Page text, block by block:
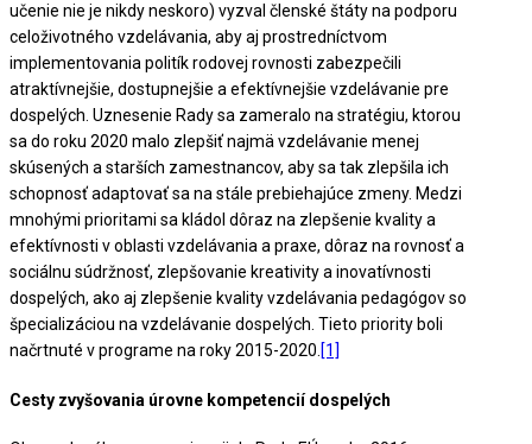
učenie nie je nikdy neskoro) vyzval členské štáty na podporu
celoživotného vzdelávania, aby aj prostredníctvom
implementovania politík rodovej rovnosti zabezpečili
atraktívnejšie, dostupnejšie a efektívnejšie vzdelávanie pre
dospelých. Uznesenie Rady sa zameralo na stratégiu, ktorou
sa do roku 2020 malo zlepšiť najmä vzdelávanie menej
skúsených a starších zamestnancov, aby sa tak zlepšila ich
schopnosť adaptovať sa na stále prebiehajúce zmeny. Medzi
mnohými prioritami sa kládol dôraz na zlepšenie kvality a
efektívnosti v oblasti vzdelávania a praxe, dôraz na rovnosť a
sociálnu súdržnosť, zlepšovanie kreativity a inovatívnosti
dospelých, ako aj zlepšenie kvality vzdelávania pedagógov so
špecializáciou na vzdelávanie dospelých. Tieto priority boli
načrtnuté v programe na roky 2015-2020.[1]
Cesty zvyšovania úrovne kompetencií dospelých